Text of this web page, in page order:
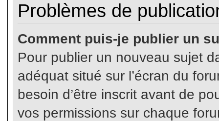
Problèmes de
Comment puis-je publier un
Pour publier un nouveau sujet
adéquat situé sur l’écran du
besoin d’être inscrit avant de
vos permissions sur chaque